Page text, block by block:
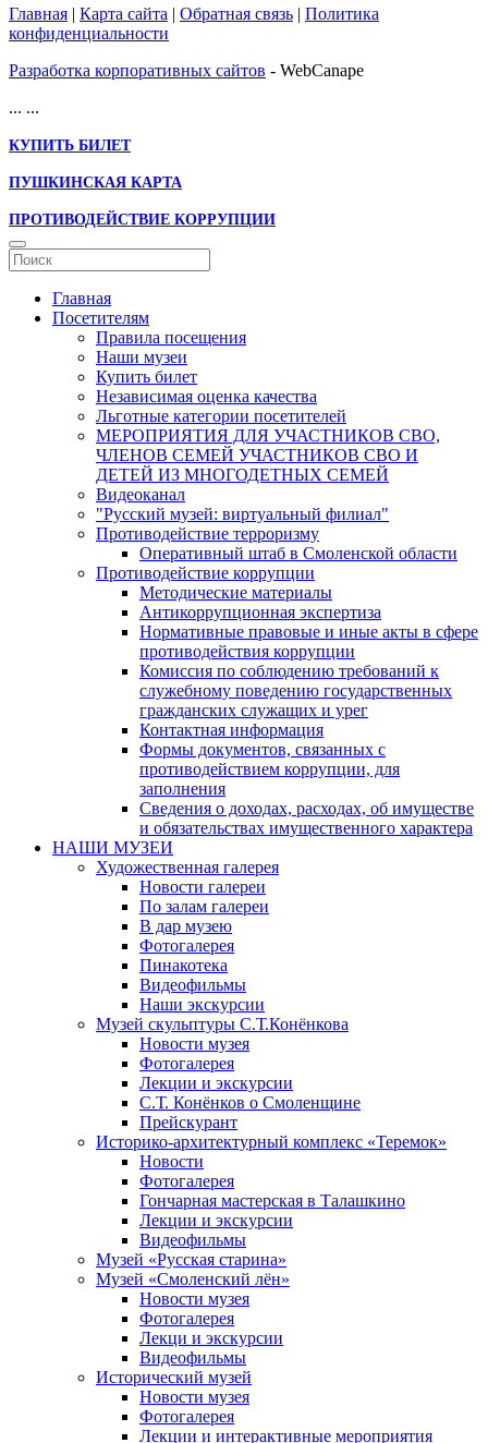
Главная | Карта сайта | Обратная связь | Политика
конфиденциальности
Разработка корпоративных сайтов - WebCanape
... ...
КУПИТЬ БИЛЕТ
ПУШКИНСКАЯ КАРТА
ПРОТИВОДЕЙСТВИЕ КОРРУПЦИИ
Главная
Посетителям
Правила посещения
Наши музеи
Купить билет
Независимая оценка качества
Льготные категории посетителей
МЕРОПРИЯТИЯ ДЛЯ УЧАСТНИКОВ СВО,
ЧЛЕНОВ СЕМЕЙ УЧАСТНИКОВ СВО И
ДЕТЕЙ ИЗ МНОГОДЕТНЫХ СЕМЕЙ
Видеоканал
"Русский музей: виртуальный филиал"
Противодействие терроризму
Оперативный штаб в Смоленской области
Противодействие коррупции
Методические материалы
Антикоррупционная экспертиза
Нормативные правовые и иные акты в сфере
противодействия коррупции
Комиссия по соблюдению требований к
служебному поведению государственных
гражданских служащих и урег
Контактная информация
Формы документов, связанных с
противодействием коррупции, для
заполнения
Сведения о доходах, расходах, об имуществе
и обязательствах имущественного характера
НАШИ МУЗЕИ
Художественная галерея
Новости галереи
По залам галереи
В дар музею
Фотогалерея
Пинакотека
Видеофильмы
Наши экскурсии
Музей скульптуры С.Т.Конёнкова
Новости музея
Фотогалерея
Лекции и экскурсии
С.Т. Конёнков о Смоленщине
Прейскурант
Историко-архитектурный комплекс «Теремок»
Новости
Фотогалерея
Гончарная мастерская в Талашкино
Лекции и экскурсии
Видеофильмы
Музей «Русская старина»
Музей «Смоленский лён»
Новости музея
Фотогалерея
Лекци и экскурсии
Видеофильмы
Исторический музей
Новости музея
Фотогалерея
Лекции и интерактивные мероприятия